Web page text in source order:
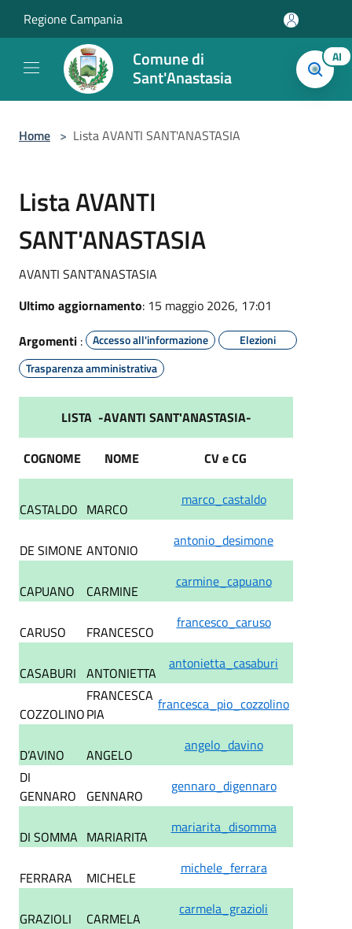
Regione Campania
Comune di
Sant'Anastasia
AI
Home > Lista AVANTI SANT'ANASTASIA
Lista AVANTI
SANT'ANASTASIA
AVANTI SANT'ANASTASIA
Ultimo aggiornamento: 15 maggio 2026, 17:01
Argomenti : Accesso all'informazione
Elezioni
Trasparenza amministrativa
LISTA -AVANTI SANT'ANASTASIA-
COGNOME NOME CV eCG
CASTALDO MARCO
marco_castaldo
DE SIMONE ANTONIO
antonio_desimone
CAPUANO CARMINE
carmine_capuano
CARUSO FRANCESCO
francesco_caruso
CASABURI ANTONIETTA
antonietta_casaburi
COZZOLINO
FRANCESCA
PIA
francesca_pio_cozzolino
D’AVINO ANGELO
angelo_davino
DI
GENNARO
GENNARO
gennaro_digennaro
DI SOMMA MARIARITA
mariarita_disomma
FERRARA MICHELE
michele_ferrara
GRAZIOLI CARMELA
carmela_grazioli